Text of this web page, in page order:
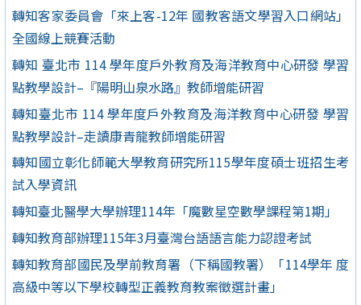
轉知客家委員會「來上客-12年 國教客語文學習入口網站」
全國線上競賽活動
轉知 臺北市 114 學年度戶外教育及海洋教育中心研發 學習
點教學設計–『陽明山泉水路』教師增能研習
轉知臺北市 114 學年度戶外教育及海洋教育中心研發 學習
點教學設計–走讀康青龍教師增能研習
轉知國立彰化師範大學教育研究所115學年度碩士班招生考
試入學資訊
轉知臺北醫學大學辦理114年「魔數星空數學課程第1期」
轉知教育部辦理115年3月臺灣台語語言能力認證考試
轉知教育部國民及學前教育署（下稱國教署）「114學年 度
高級中等以下學校轉型正義教育教案徵選計畫」